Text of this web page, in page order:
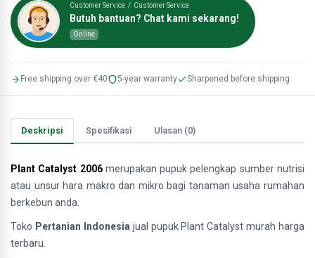
Customer Service / Customer Service
Butuh bantuan? Chat kami sekarang!
Online
Free shipping over €40 5-year warranty Sharpened before shipping
Deskripsi Spesifikasi Ulasan (0)
Plant Catalyst 2006merupakan pupuk pelengkap sumber nutrisi
atau unsur hara makro dan mikro bagi tanaman usaha rumahan
berkebun anda.
Toko Pertanian Indonesia jual pupuk Plant Catalyst murah harga
terbaru.